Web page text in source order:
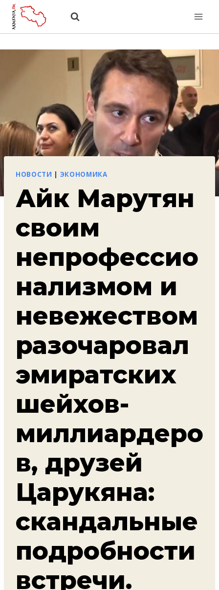
Перейти
НОВОСТИ ЭКОНОМИКА
Айк Марутян
своим
непрофессио
нализмом и
невежеством
разочаровал
эмиратских
шейхов-
миллиардеро
в, друзей
Царукяна:
скандальные
подробности
встречи.